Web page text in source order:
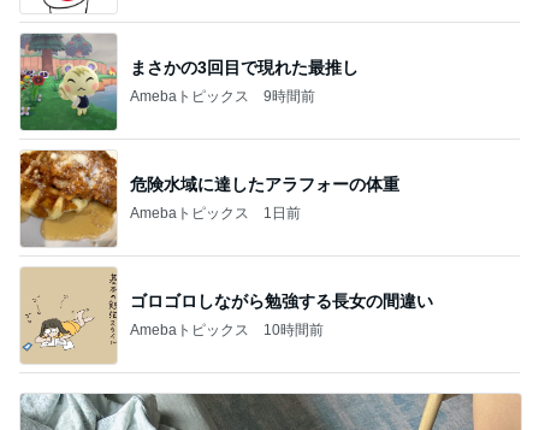
まさかの3回目で現れた最推し
Amebaトピックス 9時間前
危険水域に達したアラフォーの体重
Amebaトピックス 1日前
ゴロゴロしながら勉強する長女の間違い
Amebaトピックス 10時間前